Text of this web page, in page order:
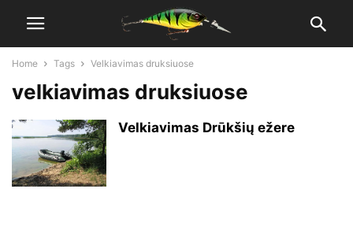
Home Tags Velkiavimas druksiuose
velkiavimas druksiuose
Velkiavimas Drūkšių ežere